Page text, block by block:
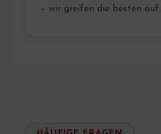
– wir greifen die besten auf.